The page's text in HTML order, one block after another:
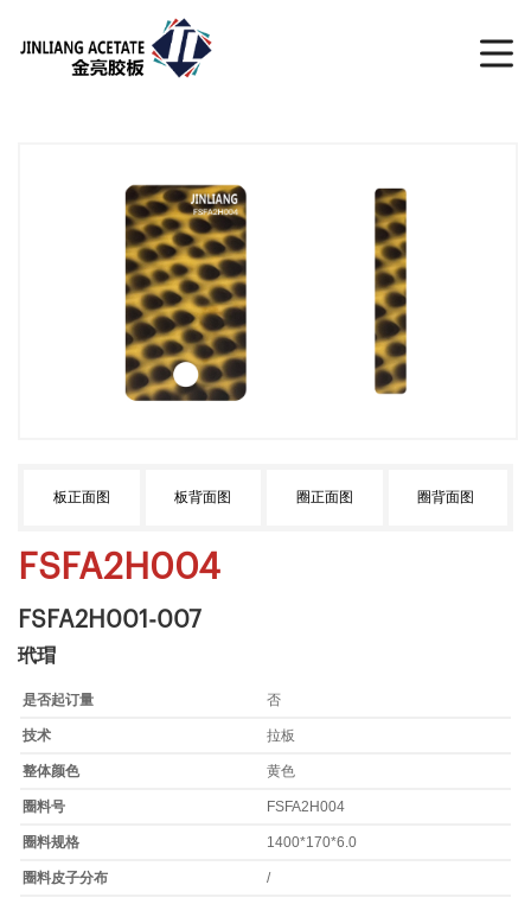
板正面图 板背面图 圈正面图 圈背面图
FSFA2H004
FSFA2H001-007
玳瑁
是否起订量 否
技术 拉板
整体颜色 黄色
圈料号 FSFA2H004
圈料规格 1400*170*6.0
圈料皮子分布 /